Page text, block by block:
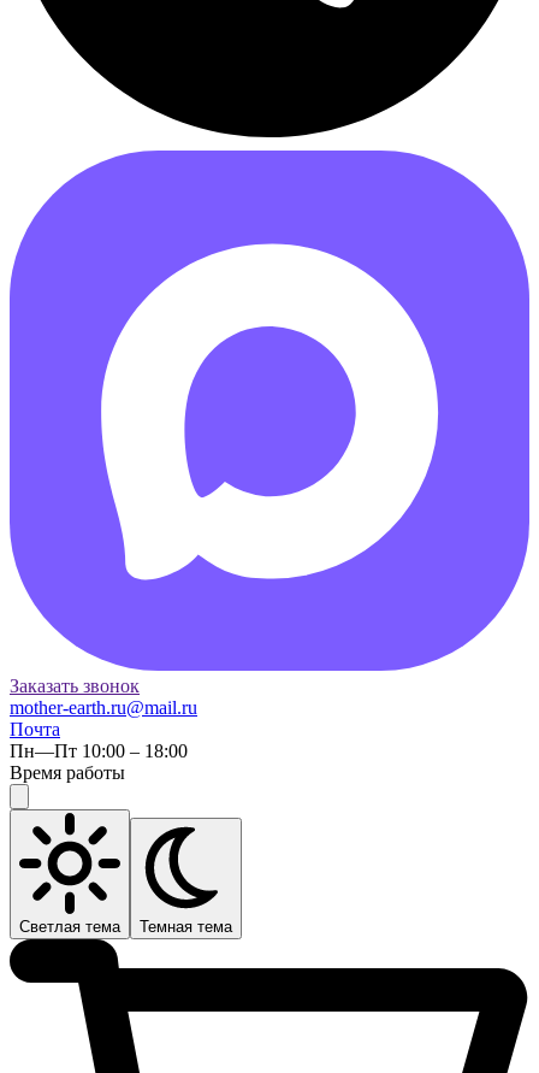
Заказать звонок
mother-earth.ru@mail.ru
Почта
Пн—Пт 10:00 – 18:00
Время работы
Светлая тема Темная тема